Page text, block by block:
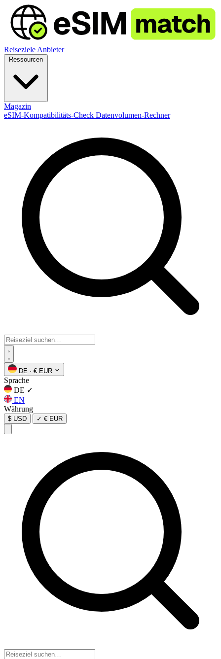
Reiseziele Anbieter
Magazin
eSIM-Kompatibilitäts-Check Datenvolumen-Rechner
DE · € EUR
Sprache
DE ✓
EN
Währung
$ USD ✓ € EUR